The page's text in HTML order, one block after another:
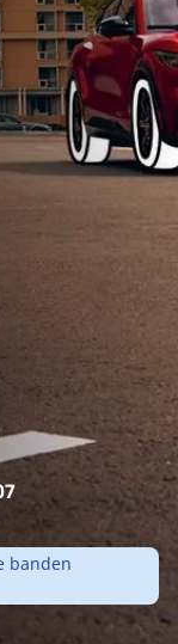
banden